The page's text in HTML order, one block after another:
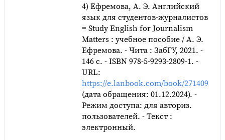
4) Ефремова, А. Э. Английский
язык для студентов-журналистов
= Study English for Journalism
Matters : учебное пособие / А. Э.
Ефремова. - Чита : ЗабГУ, 2021. -
146 с. - ISBN 978-5-9293-2809-1. -
URL:
https://e.lanbook.com/book/271409
(дата обращения: 01.12.2024). -
Режим доступа: для авториз.
пользователей. - Текст :
электронный.